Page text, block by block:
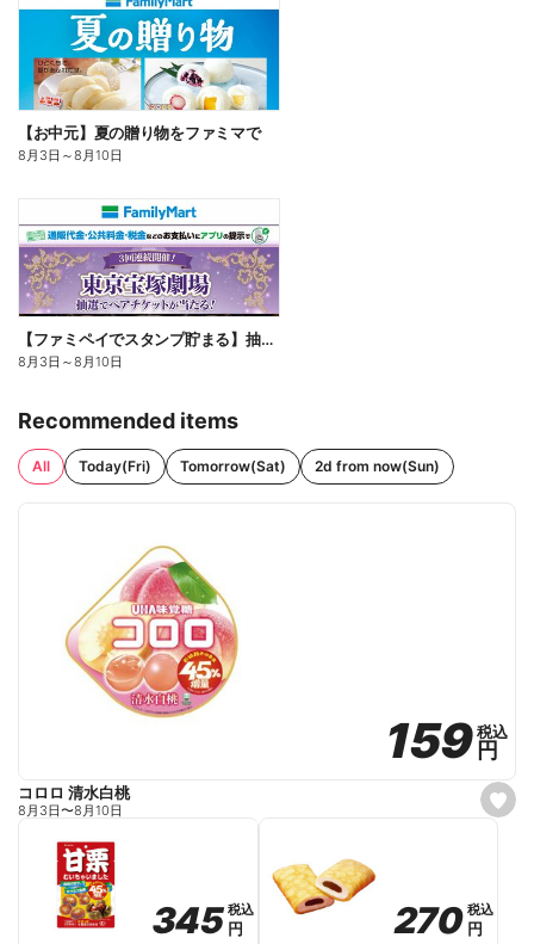
【お中元】夏の贈り物をファミマで
8月3日 ～8月10日
【ファミペイでスタンプ貯まる】抽選でペアチケットが当たる!
8月3日 ～8月10日
Recommended items
All Today(Fri) Tomorrow(Sat) 2d from now(Sun)
s
e
159
159税込
税込
円
円
コロロ 清水白桃
8月3日〜8月10日
345
345税込
税込
円
円
270
270 税込
税込
円
円